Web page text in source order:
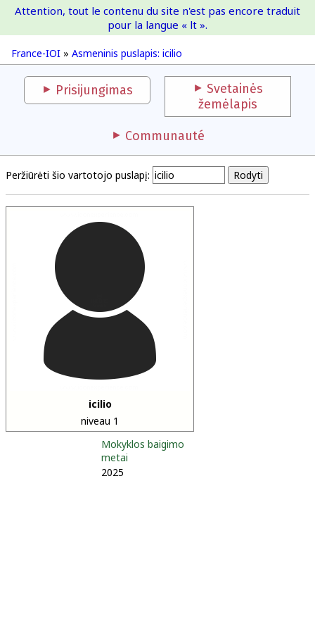
France-IOI
France-IOI » Asmeninis puslapis: icilio
Attention, tout le contenu du site n'est pas encore traduit
pour la langue « lt ».
Prisijungimas
Svetainės
žemėlapis
Communauté
Peržiūrėti šio vartotojo puslapį:
icilio
niveau 1
Mokyklos baigimo
metai
2025